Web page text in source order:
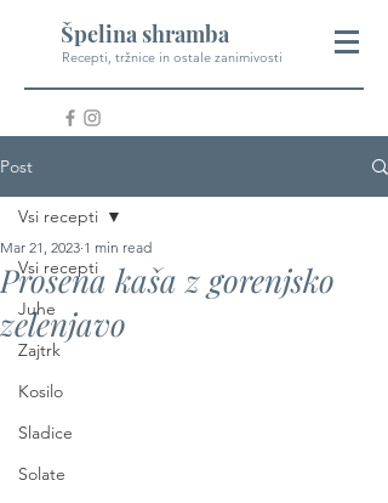
Špelina shramba
Recepti, tržnice in ostale zanimivosti
Post
Vsi recepti
Juhe
Zajtrk
Kosilo
Sladice
Solate
Vsi recepti
Prosena kaša z gorenjsko
zelenjavo
Mar 21, 2023 1 min read